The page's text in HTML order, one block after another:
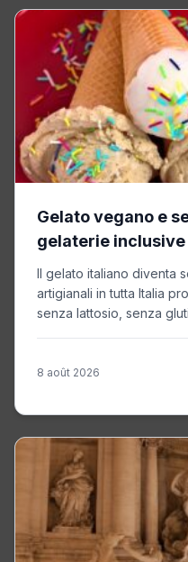
Gelato vegano e
gelaterie inclusive
Il gelato italiano diventa
artigianali in tutta Italia
senza lattosio, senza
8 août 2026